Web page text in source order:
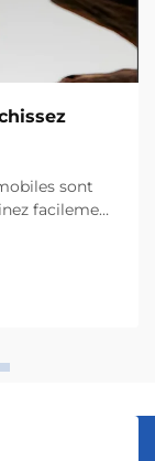
sont
facilement
des